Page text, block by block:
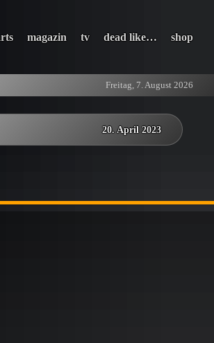
magazin tv dead like… shop
Freitag, 7. August 2026
20. April 2023